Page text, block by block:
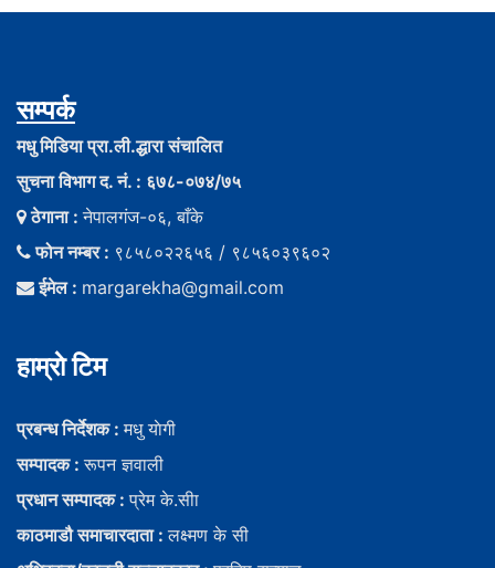
सम्पर्क
मधु मिडिया प्रा.ली.द्धारा संचालित
सुचना विभाग द. नं. : ६७८-०७४/७५
ठेगाना :नेपालगंज-०६, बाँके
फोन नम्बर : ९८५८०२२६५६ / ९८५६०३९६०२
ईमेल : margarekha@gmail.com
हाम्राे टिम
प्रबन्ध निर्देशक :मधु याेगी
सम्पादक :रूपन ज्ञवाली
प्रधान सम्पादक :प्रेम के.सीा
काठमाडौ समाचारदाता :लक्ष्मण के सी